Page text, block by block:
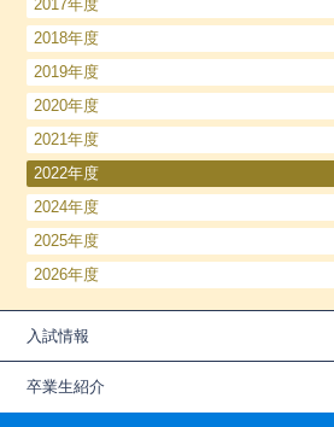
2017年度
2018年度
2019年度
2020年度
2021年度
2022年度
2024年度
2025年度
2026年度
入試情報
卒業生紹介